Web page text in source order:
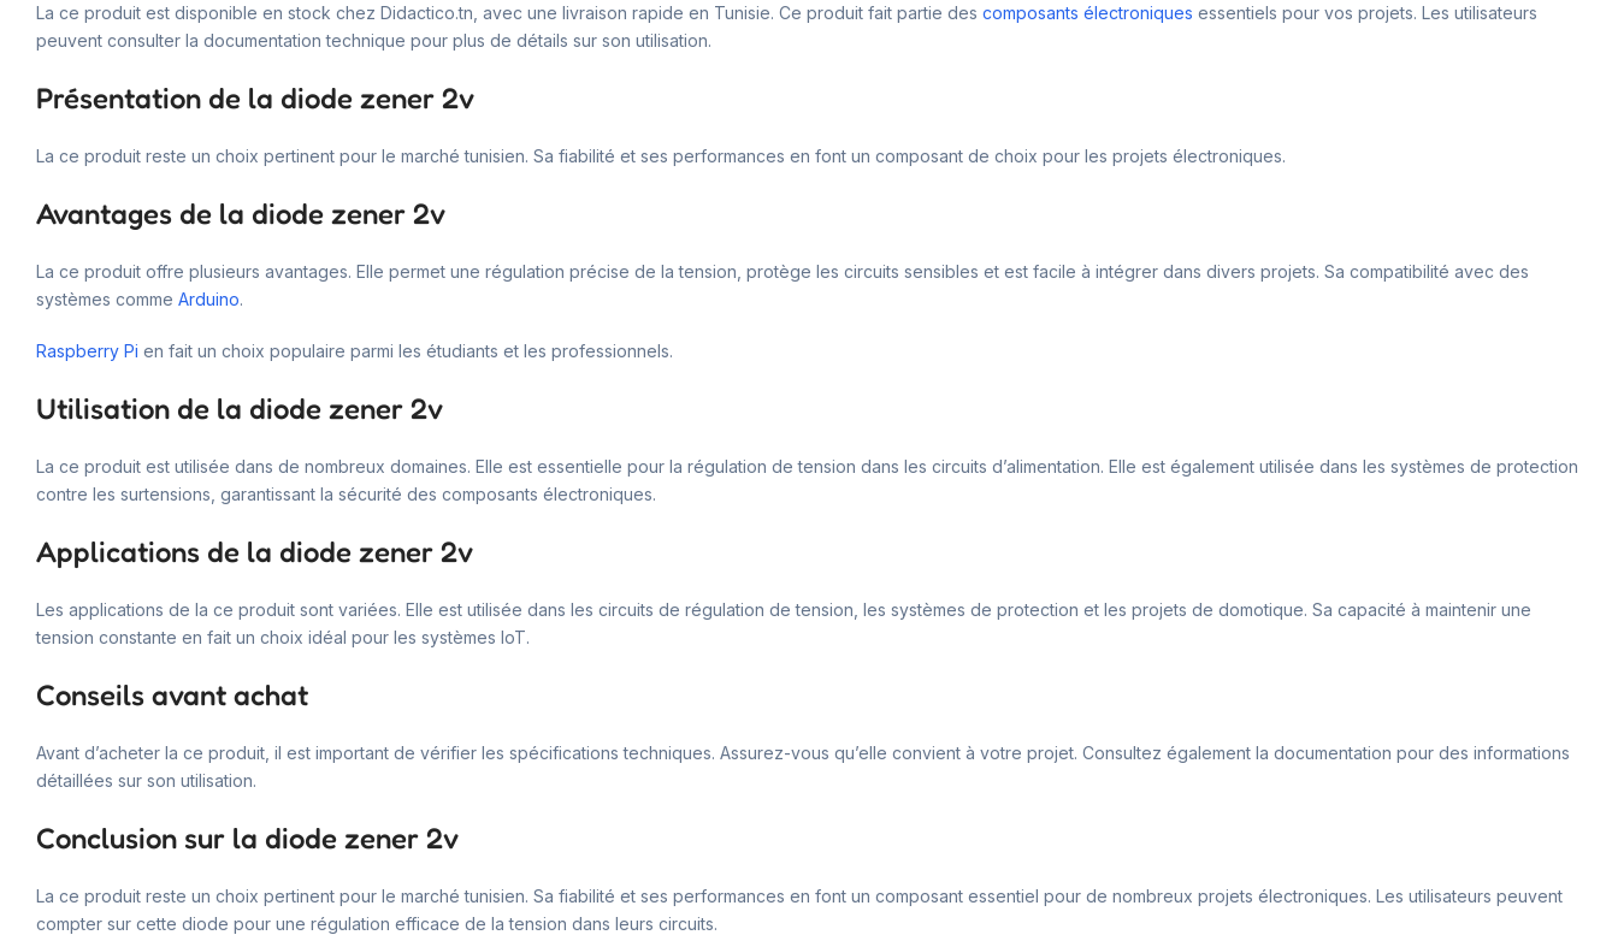
La ce produit est disponible en stock chez Didactico.tn, avec une livraison rapide en Tunisie. Ce produit fait partie des composants électroniques essentiels pour vos projets. Les utilisateurs
peuvent consulter la documentation technique pour plus de détails sur son utilisation.
Présentation de la diode zener 2v
La ce produit reste un choix pertinent pour le marché tunisien. Sa fiabilité et ses performances en font un composant de choix pour les projets électroniques.
Avantages de la diode zener 2v
La ce produit offre plusieurs avantages. Elle permet une régulation précise de la tension, protège les circuits sensibles et est facile à intégrer dans divers projets. Sa compatibilité avec des
systèmes comme Arduino.
Raspberry Pi en fait un choix populaire parmi les étudiants et les professionnels.
Utilisation de la diode zener 2v
La ce produit est utilisée dans de nombreux domaines. Elle est essentielle pour la régulation de tension dans les circuits d’alimentation. Elle est également utilisée dans les systèmes de protection
contre les surtensions, garantissant la sécurité des composants électroniques.
Applications de la diode zener 2v
Les applications de la ce produit sont variées. Elle est utilisée dans les circuits de régulation de tension, les systèmes de protection et les projets de domotique. Sa capacité à maintenir une
tension constante en fait un choix idéal pour les systèmes IoT.
Conseils avant achat
Avant d’acheter la ce produit, il est important de vérifier les spécifications techniques. Assurez-vous qu’elle convient à votre projet. Consultez également la documentation pour des informations
détaillées sur son utilisation.
Conclusion sur la diode zener 2v
La ce produit reste un choix pertinent pour le marché tunisien. Sa fiabilité et ses performances en font un composant essentiel pour de nombreux projets électroniques. Les utilisateurs peuvent
compter sur cette diode pour une régulation efficace de la tension dans leurs circuits.